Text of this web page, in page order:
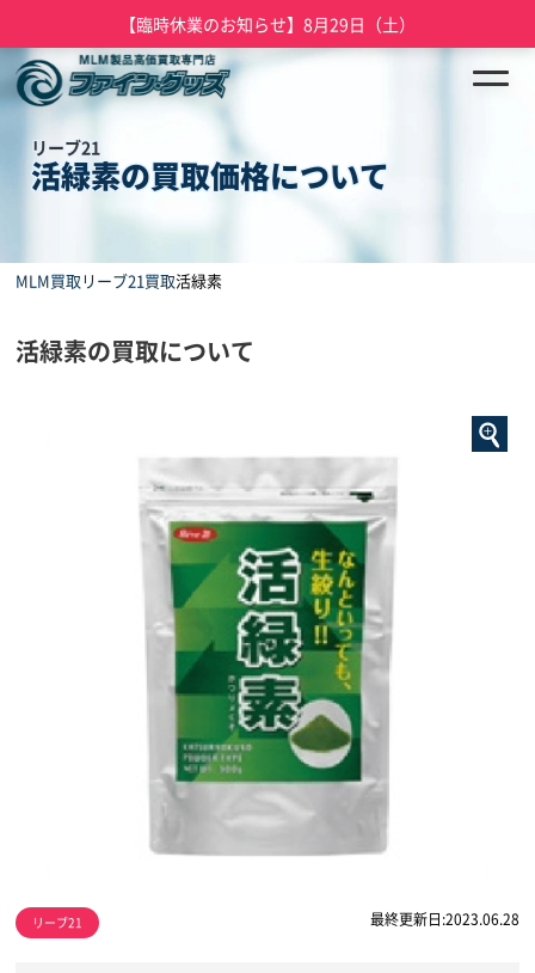
【臨時休業のお知らせ】8月29日（土）
リーブ21
活緑素の買取価格について
MLM買取リーブ21買取活緑素
活緑素の買取について
リーブ21 最終更新日:2023.06.28